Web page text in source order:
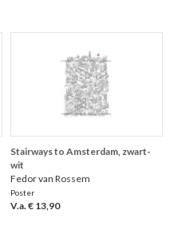
Stairways to Amsterdam, zwart-
wit
Fedor van Rossem
Poster
V.a. € 13,90